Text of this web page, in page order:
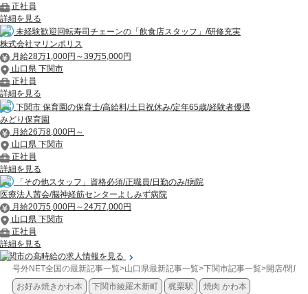
正社員
詳細を見る
未経験歓迎回転寿司チェーンの「飲食店スタッフ」/研修充実
株式会社マリンポリス
月給28万1,000円～39万5,000円
山口県 下関市
正社員
詳細を見る
下関市 保育園の保育士/高給料/土日祝休み/定年65歳/経験者優遇
みどり保育園
月給26万8,000円～
山口県 下関市
正社員
詳細を見る
「その他スタッフ」資格必須/正職員/日勤のみ/病院
医療法人茜会/脳神経筋センターよしみず病院
月給20万5,000円～24万7,000円
山口県 下関市
正社員
詳細を見る
下関市の高時給の求人情報を見る
号外NET全国の最新記事一覧>山口県最新記事一覧>下関市記事一覧>開店/閉店
お好み焼きかわ本
下関市綾羅木新町 梶栗駅 焼肉 かわ本